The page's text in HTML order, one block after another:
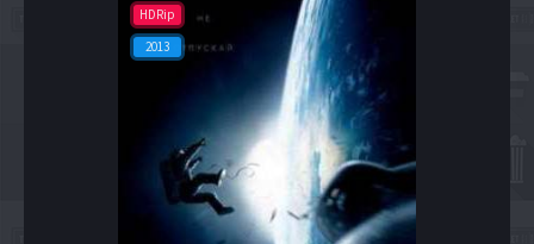
HDRip
2013